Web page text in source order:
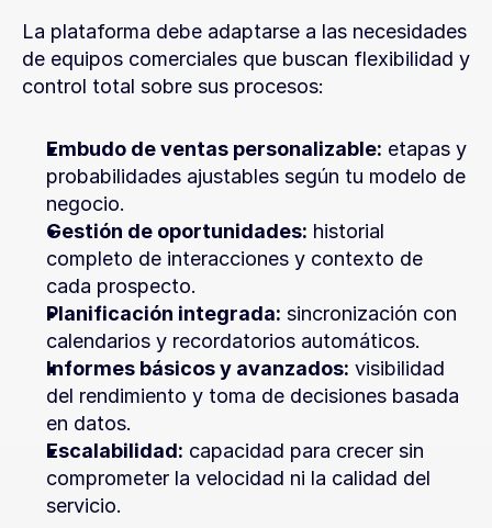
La plataforma debe adaptarse a las necesidades
de equipos comerciales que buscan flexibilidad y
control total sobre sus procesos:
Embudo de ventas personalizable: etapas y
probabilidades ajustables según tu modelo de
negocio.
Gestión de oportunidades: historial
completo de interacciones y contexto de
cada prospecto.
Planificación integrada: sincronización con
calendarios y recordatorios automáticos.
Informes básicos y avanzados: visibilidad
del rendimiento y toma de decisiones basada
en datos.
Escalabilidad: capacidad para crecer sin
comprometer la velocidad ni la calidad del
servicio.